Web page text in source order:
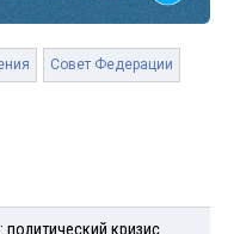
Совет Федерации
политический кризис